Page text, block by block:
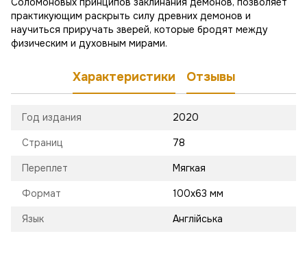
практикующим раскрыть силу древних демонов и
научиться приручать зверей, которые бродят между
физическим и духовным мирами.
Характеристики Отзывы
Год издания 2020
Страниц 78
Переплет Мягкая
Формат 100х63 мм
Язык Англійська